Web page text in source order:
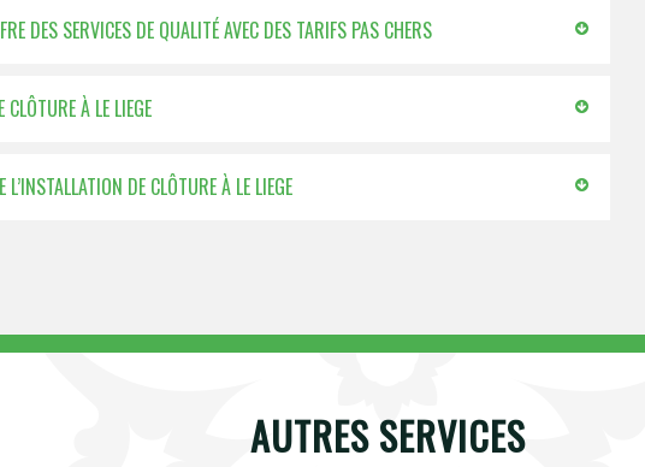
DES SERVICES DE QUALITÉ AVEC DES TARIFS PAS CHERS
CLÔTURE À LE LIEGE
DE CLÔTURE À LE LIEGE
AUTRES SERVICES